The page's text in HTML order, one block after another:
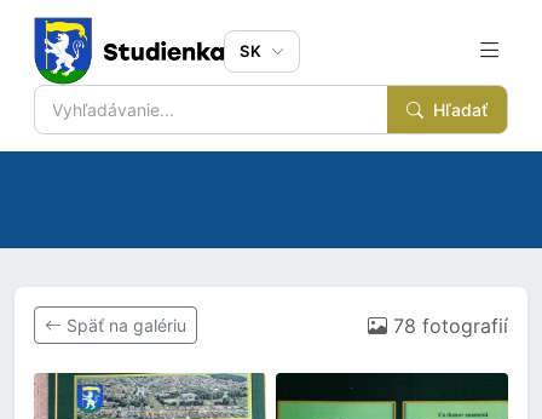
Hľadať
SK
Späť na galériu 78 fotografií